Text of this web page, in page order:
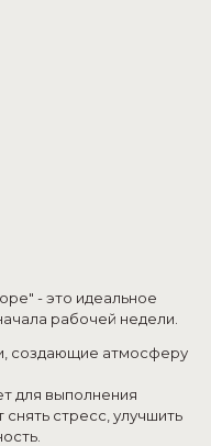
- это идеальное
рабочей недели.
создающие атмосферу
для выполнения
стресс, улучшить